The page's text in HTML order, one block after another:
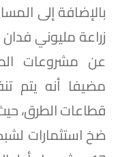
بالإضافة إلى
زراعة مليوني
عن مشروعات
مضيفا أنه يتم
قطاعات الطرق،
ضخ استثمارات